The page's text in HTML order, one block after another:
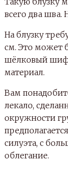
всего два шва.
На блузку
см. Это может
шёлковый
материал.
Вам
лекало,
окружности
силуэта, с
облегание.